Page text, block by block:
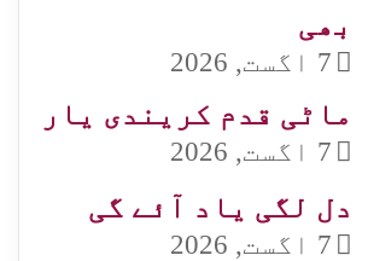
بھی
7 اگست, 2026
ماٹی قدم کریندی یار
7 اگست, 2026
دل لگی یاد آئے گی
7 اگست, 2026